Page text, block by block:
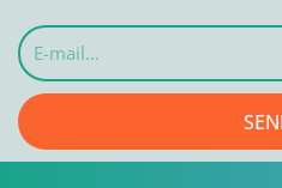
E-
mail...